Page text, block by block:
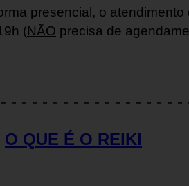
presencial, o
(NÃO precisa de
- - - - - - - - - - - - - - - - -
O QUE É O REIKI